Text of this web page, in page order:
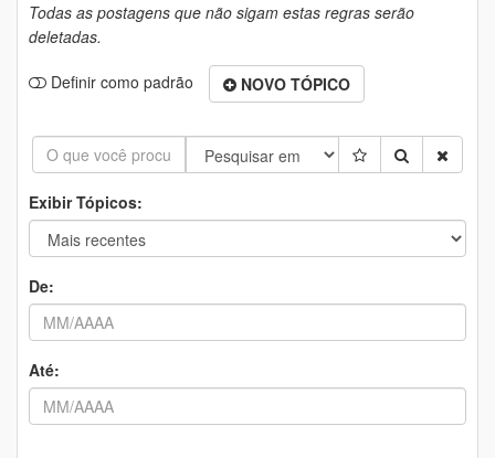
Todas as postagens que não sigam estas regras serão
deletadas.
Definir como padrão NOVO TÓPICO
Exibir Tópicos:
De:
Até: